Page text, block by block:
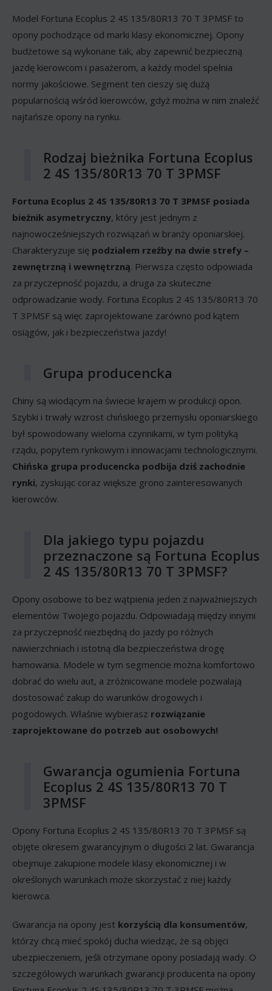
Model Fortuna Ecoplus 2 4S 135/80R13 70 T 3PMSF to
opony pochodzące od marki klasy ekonomicznej. Opony
budżetowe są wykonane tak, aby zapewnić bezpieczną
jazdę kierowcom i pasażerom, a każdy model spełnia
normy jakościowe. Segment ten cieszy się dużą
popularnością wśród kierowców, gdyż można w nim znaleźć
najtańsze opony na rynku.
Rodzaj bieżnika Fortuna Ecoplus
2 4S 135/80R13 70 T 3PMSF
Fortuna Ecoplus 2 4S 135/80R13 70 T 3PMSF posiada
bieżnik asymetryczny, który jest jednym z
najnowocześniejszych rozwiązań w branży oponiarskiej.
Charakteryzuje się podziałem rzeźby na dwie strefy –
zewnętrzną i wewnętrzną. Pierwsza często odpowiada
za przyczepność pojazdu, a druga za skuteczne
odprowadzanie wody. Fortuna Ecoplus 2 4S 135/80R13 70
T 3PMSF są więc zaprojektowane zarówno pod kątem
osiągów, jak i bezpieczeństwa jazdy!
Grupa producencka
Chiny są wiodącym na świecie krajem w produkcji opon.
Szybki i trwały wzrost chińskiego przemysłu oponiarskiego
był spowodowany wieloma czynnikami, w tym polityką
rządu, popytem rynkowym i innowacjami technologicznymi.
Chińska grupa producencka podbija dziś zachodnie
rynki, zyskując coraz większe grono zainteresowanych
kierowców.
Dla jakiego typu pojazdu
przeznaczone są Fortuna Ecoplus
2 4S 135/80R13 70 T 3PMSF?
Opony osobowe to bez wątpienia jeden z najważniejszych
elementów Twojego pojazdu. Odpowiadają między innymi
za przyczepność niezbędną do jazdy po różnych
nawierzchniach i istotną dla bezpieczeństwa drogę
hamowania. Modele w tym segmencie można komfortowo
dobrać do wielu aut, a zróżnicowane modele pozwalają
dostosować zakup do warunków drogowych i
pogodowych. Właśnie wybierasz rozwiązanie
zaprojektowane do potrzeb aut osobowych!
Gwarancja ogumienia Fortuna
Ecoplus 2 4S 135/80R13 70 T
3PMSF
Opony Fortuna Ecoplus 2 4S 135/80R13 70 T 3PMSF są
objęte okresem gwarancyjnym o długości 2 lat. Gwarancja
obejmuje zakupione modele klasy ekonomicznej i w
określonych warunkach może skorzystać z niej każdy
kierowca.
Gwarancja na opony jest korzyścią dla konsumentów,
którzy chcą mieć spokój ducha wiedząc, że są objęci
ubezpieczeniem, jeśli otrzymane opony posiadają wady. O
szczegółowych warunkach gwarancji producenta na opony